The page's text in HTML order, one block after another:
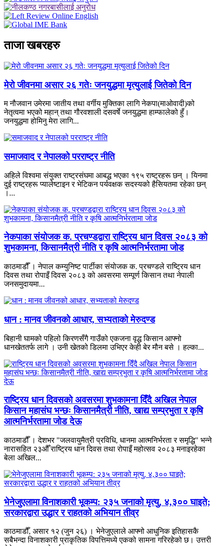
ताजा खबरहरु
मेरो जीवनमा असार २६ गतेः जनयुद्धमा मृत्युलाई जितेको दिन
म नौजवान उमेरमा जातीय तथा वर्गीय मुक्तिका लागि नेकपा(माओवादी)को
नेतृत्वमा भएको महान् तथा गौरवशाली दसवर्षे जनयुद्धमा हाम्फालेको हुँ।
जनयुद्धमा होमिनु मेरा लागि...
समाजवाद र नेपालको परराष्ट्र नीति
अहिले विश्वमा संयुक्त राष्ट्रसंघमा आबद्ध भएका १९५ राष्ट्रहरू छन् । यिनमा
दुई राष्ट्रहरू प्यालेष्टाइन र भेटिकन पर्यवक्षक सदस्यको हैसियतमा रहेका छन्
।...
नेकपाका संयोजक क. प्रचण्डद्वारा राष्ट्रिय धान दिवस २०८३ को
शुभकामना, किसानमैत्री नीति र कृषि आत्मनिर्भरतामा जोड
काठमाडौँ । नेपाल कम्युनिष्ट पार्टीका संयोजक क. प्रचण्डले राष्ट्रिय धान
दिवस तथा रोपाइँ दिवस २०८३ को अवसरमा सम्पूर्ण किसान तथा नेपाली
जनसमुदायमा...
धान : मानव जीवनको आधार, सभ्यताको मेरुदण्ड
बिहानी घामको पहिलो किरणसँगै गाउँको एकजना वृद्ध किसान आफ्नो
धानखेततर्फ लागे । उनी खेतको डिलमा उभिएर केही बेर मौन बसे । हल्का...
राष्ट्रिय धान दिवसको अवसरमा शुभकामना दिँदै अखिल नेपाल
किसान महासंघ भन्छः किसानमैत्री नीति, खाद्य सम्प्रभुता र कृषि
आत्मनिर्भरतामा जोड देऊ
काठमाडौँ । देशभर "जलवायुमैत्री प्रविधि, धानमा आत्मनिर्भरता र समृद्धि" भन्ने
नारासहित २३औँ राष्ट्रिय धान दिवस तथा रोपाइँ महोत्सव २०८३ मनाइरहेका
बेला अखिल...
भेनेजुएलामा विनाशकारी भूकम्प: २३५ जनाको मृत्यु, ४,३०० घाइते;
सरकारद्वारा उद्धार र राहतको अभियान तीव्र
काठमाडौँ, असार १२ (जुन २६) । भेनेजुएलाले आफ्नो आधुनिक इतिहासकै
सबैभन्दा विनाशकारी प्राकृतिक विपत्तिमध्ये एकको सामना गरिरहेको छ। उत्तरी